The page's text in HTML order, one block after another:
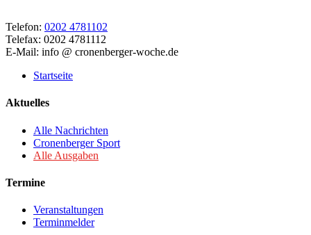
Telefon: 0202 4781102
Telefax: 0202 4781112
E-Mail: info @ cronenberger-woche.de
Startseite
Aktuelles
Alle Nachrichten
Cronenberger Sport
Alle Ausgaben
Termine
Veranstaltungen
Terminmelder